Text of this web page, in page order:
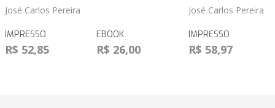
José Carlos Pereira
IMPRESSO
R$ 52,85
EBOOK
R$ 26,00
José Carlos Pereira
IMPRESSO
R$ 58,97